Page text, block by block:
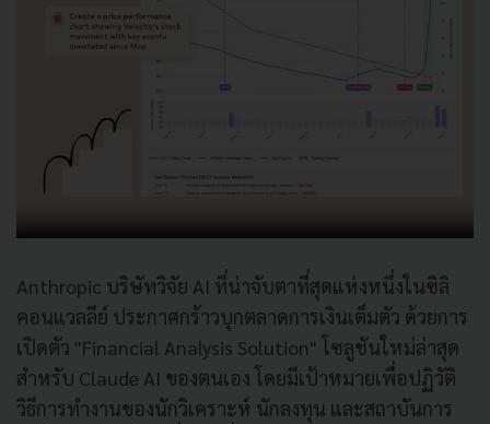
Anthropic บริษัทวิจัย AI ที่น่าจับตาที่สุดแห่งหนึ่งในซิลิ
คอนแวลลีย์ ประกาศกร้าวบุกตลาดการเงินเต็มตัว ด้วยการ
เปิดตัว "Financial Analysis Solution" โซลูชันใหม่ล่าสุด
สำหรับ Claude AI ของตนเอง โดยมีเป้าหมายเพื่อปฏิวัติ
วิธีการทำงานของนักวิเคราะห์ นักลงทุน และสถาบันการ